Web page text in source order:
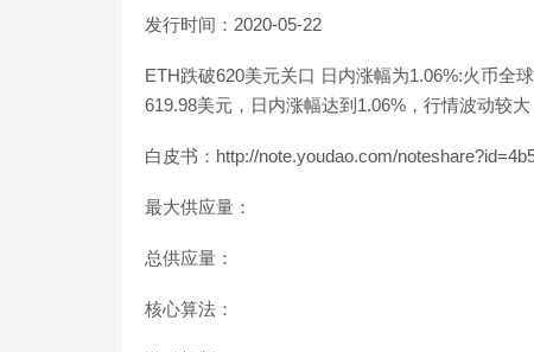
发行时间：2020-05-22
ETH跌破620美元关口 日内涨幅为1.06%:火币全
619.98美元，日内涨幅达到1.06%，行情波动较
白皮书：http://note.youdao.com/
最大供应量：
总供应量：
核心算法：